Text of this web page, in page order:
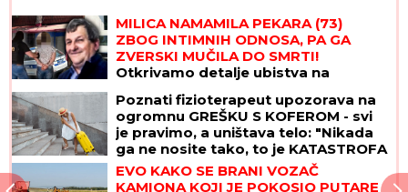
MILICA NAMAMILA PEKARA (73)
ZBOG INTIMNIH ODNOSA, PA GA
ZVERSKI MUČILA DO SMRTI!
Otkrivamo detalje ubistva na
najgorim mukama dok su ga
osumnjičeni pljačkali
Poznati fizioterapeut upozorava na
ogromnu GREŠKU S KOFEROM - svi
je pravimo, a uništava telo: "Nikada
ga ne nosite tako, to je KATASTROFA
ZA KIČMU!"
EVO KAKO SE BRANI VOZAČ
KAMIONA KOJI JE POKOSIO PUTARE